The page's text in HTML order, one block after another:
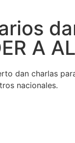
A
dan charlas
nacionales.